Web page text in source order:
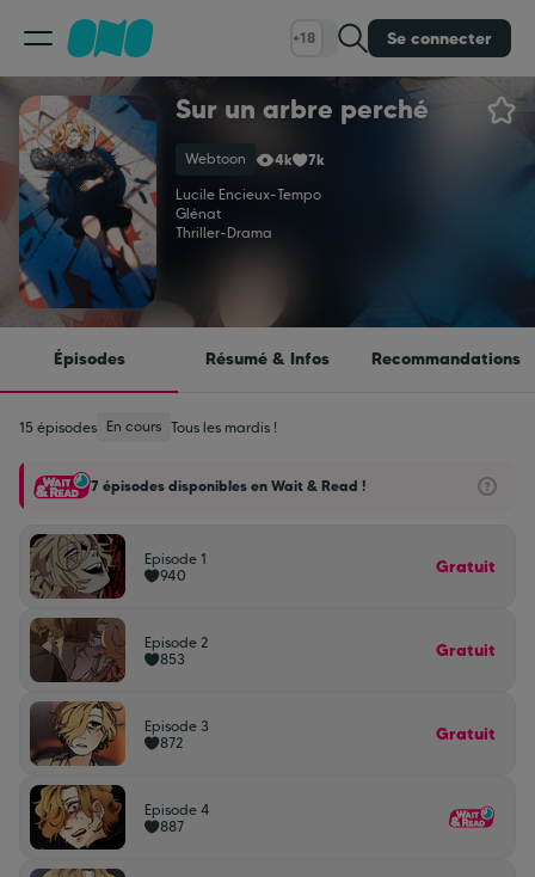
+18 Se connecter
Classement
Calendrier
Bibliothèque
Coinshop
Blog
Sur un arbre perché
Webtoon 4k
7k
Lucile Encieux-Tempo
Glénat
Thriller-Drama
Épisodes Résumé & Infos Recommandations
15 épisodes En cours Tous les mardis !
7 épisodes disponibles en Wait & Read !
Episode 1
940
Gratuit
Episode 2
853
Gratuit
Episode 3
872
Gratuit
Episode 4
887